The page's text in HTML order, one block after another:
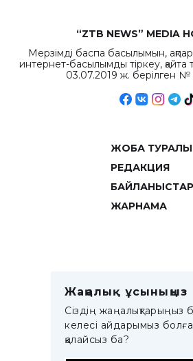
“ZTB NEWS” MEDIA
Мерзімді баспа басылымын,
интернет-басылымды тіркеу, қайта
03.07.2019 ж. берілген
ЖОБА ТУРАЛЫ
РЕДАКЦИЯ
БАЙЛАНЫСТАР
ЖАРНАМА
Жаңалық ұсыныңыз
Сіздің жаңалықтарыңыз
келесі айдарымыз
қалайсыз ба?